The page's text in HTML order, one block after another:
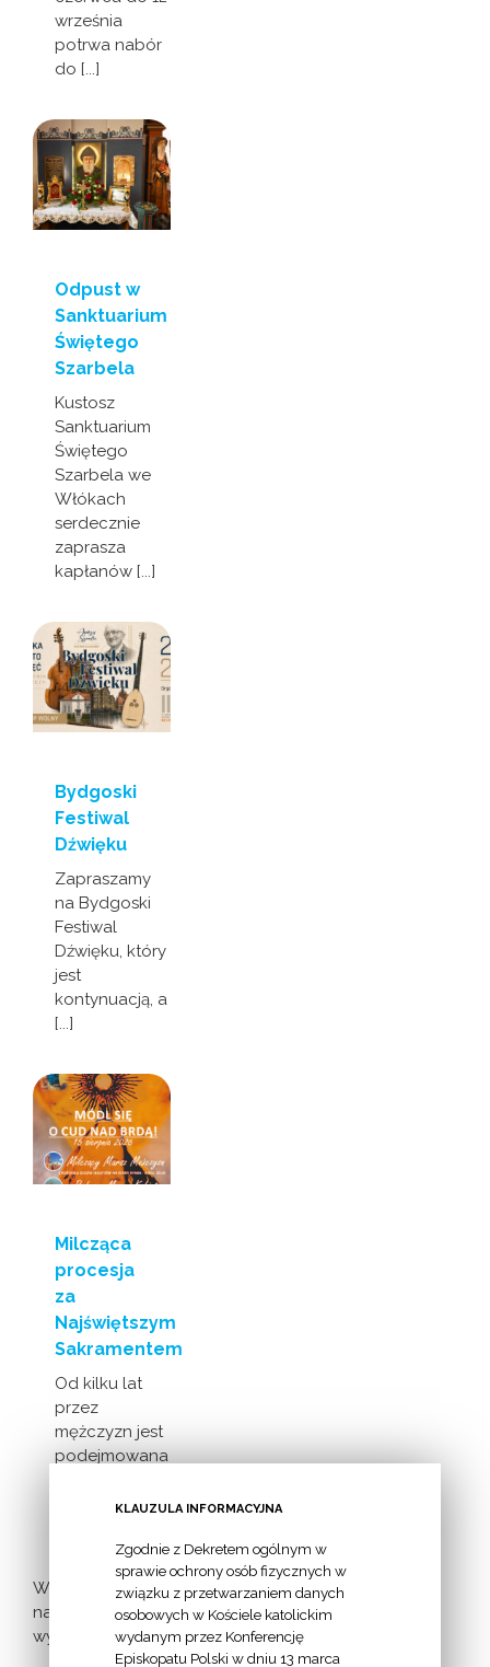
września
potrwa nabór
do [...]
Odpust w
Sanktuarium
Świętego
Szarbela
Kustosz
Sanktuarium
Świętego
Szarbela we
Włókach
serdecznie
zaprasza
kapłanów [...]
Bydgoski
Festiwal
Dźwięku
Zapraszamy
na Bydgoski
Festiwal
Dźwięku, który
jest
kontynuacją, a
[...]
Milcząca
procesja
za
Najświętszym
Sakramentem
Od kilku lat
przez
mężczyzn jest
podejmowana
milczącej [...]
Więcej
nadchodzących
wydarzeń >
KLAUZULA INFORMACYJNA
Zgodnie z Dekretem ogólnym w
sprawie ochrony osób fizycznych w
związku z przetwarzaniem danych
osobowych w Kościele katolickim
wydanym przez Konferencję
Episkopatu Polski w dniu 13 marca